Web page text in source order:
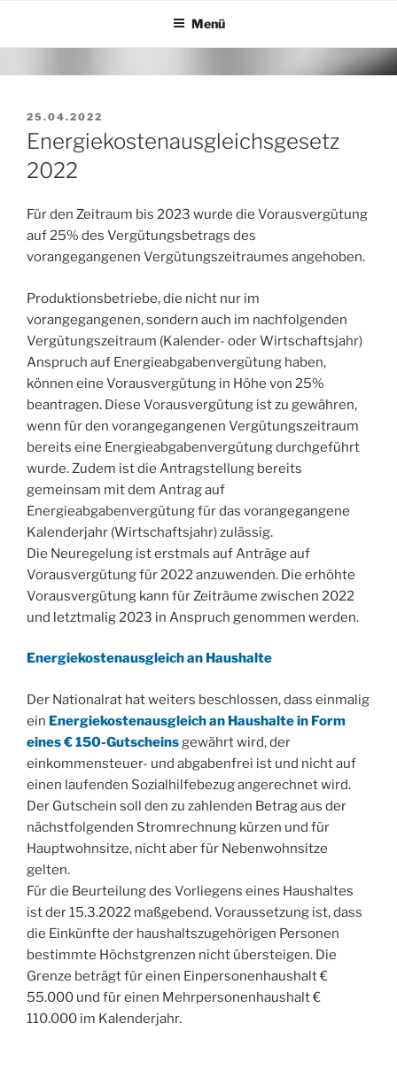
springen
Menü
VERÖFFENTLICHT
AM
25.04.2022
Energiekostenausgleichsgesetz
2022
Für den Zeitraum bis 2023 wurde die Vorausvergütung
auf 25% des Vergütungsbetrags des
vorangegangenen Vergütungszeitraumes angehoben.
Produktionsbetriebe, die nicht nur im
vorangegangenen, sondern auch im nachfolgenden
Vergütungszeitraum (Kalender- oder Wirtschaftsjahr)
Anspruch auf Energieabgabenvergütung haben,
können eine Vorausvergütung in Höhe von 25%
beantragen. Diese Vorausvergütung ist zu gewähren,
wenn für den vorangegangenen Vergütungszeitraum
bereits eine Energieabgabenvergütung durchgeführt
wurde. Zudem ist die Antragstellung bereits
gemeinsam mit dem Antrag auf
Energieabgabenvergütung für das vorangegangene
Kalenderjahr (Wirtschaftsjahr) zulässig.
Die Neuregelung ist erstmals auf Anträge auf
Vorausvergütung für 2022 anzuwenden. Die erhöhte
Vorausvergütung kann für Zeiträume zwischen 2022
und letztmalig 2023 in Anspruch genommen werden.
Energiekostenausgleich an Haushalte
Der Nationalrat hat weiters beschlossen, dass einmalig
ein Energiekostenausgleich an Haushalte in Form
eines € 150-Gutscheinsgewährt wird, der
einkommensteuer- und abgabenfrei ist und nicht auf
einen laufenden Sozialhilfebezug angerechnet wird.
Der Gutschein soll den zu zahlenden Betrag aus der
nächstfolgenden Stromrechnung kürzen und für
Hauptwohnsitze, nicht aber für Nebenwohnsitze
gelten.
Für die Beurteilung des Vorliegens eines Haushaltes
ist der 15.3.2022 maßgebend. Voraussetzung ist, dass
die Einkünfte der haushaltszugehörigen Personen
bestimmte Höchstgrenzen nicht übersteigen. Die
Grenze beträgt für einen Einpersonenhaushalt €
55.000 und für einen Mehrpersonenhaushalt €
110.000 im Kalenderjahr.